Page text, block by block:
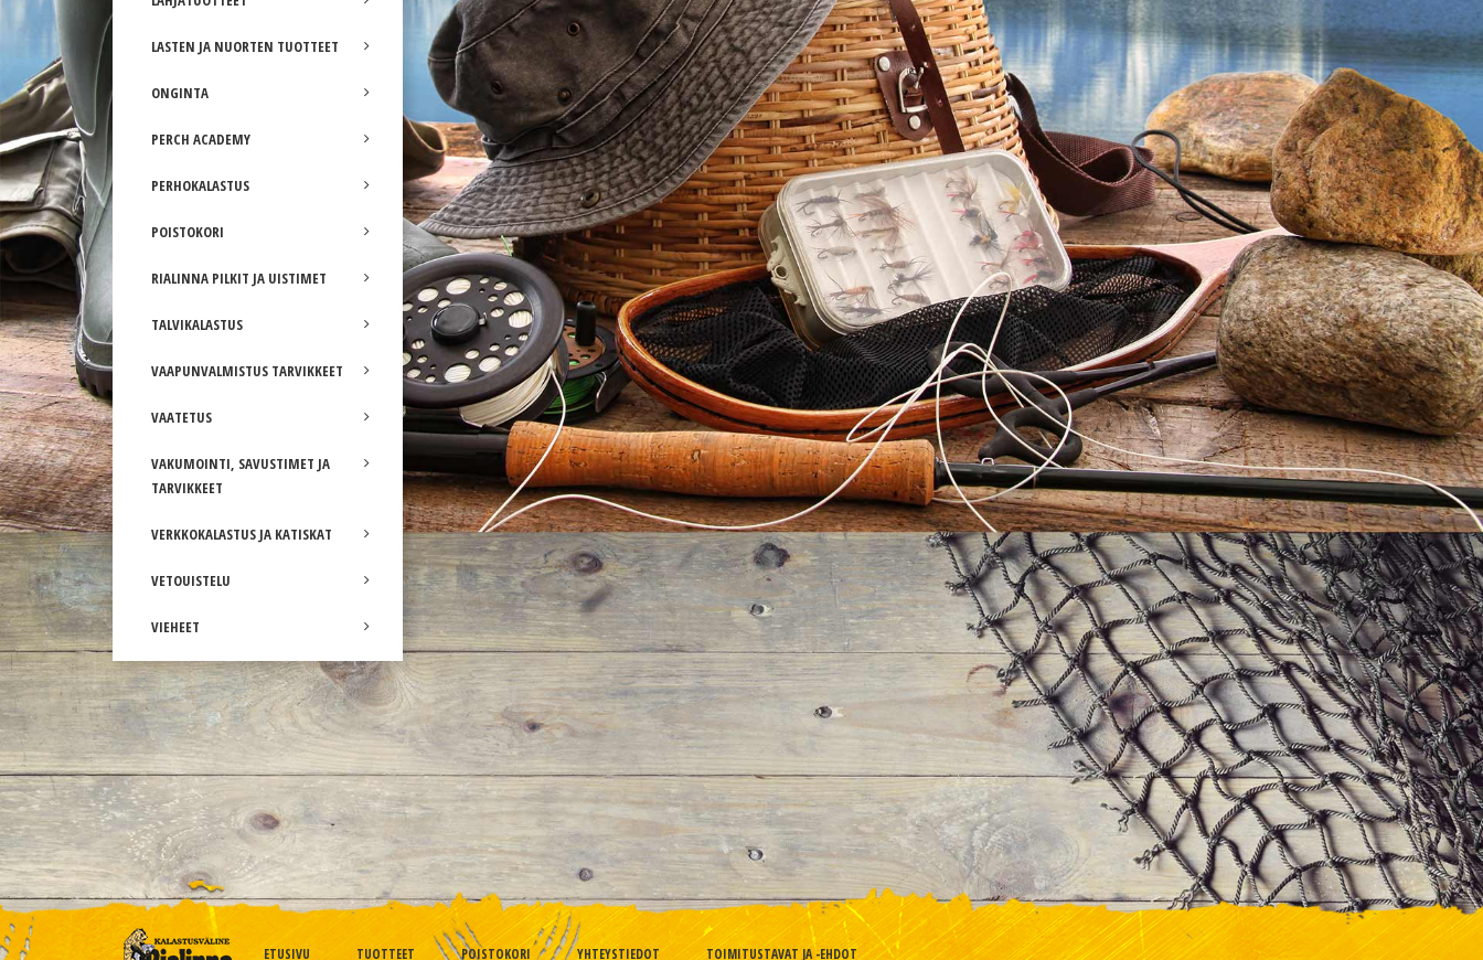
LASTEN JA NUORTEN TUOTTEET
ONGINTA
PERCH ACADEMY
PERHOKALASTUS
POISTOKORI
RIALINNA PILKIT JA UISTIMET
TALVIKALASTUS
VAAPUNVALMISTUS TARVIKKEET
VAATETUS
VAKUMOINTI, SAVUSTIMET JA
TARVIKKEET
VERKKOKALASTUS JA KATISKAT
VETOUISTELU
VIEHEET
ETUSIVU TUOTTEET POISTOKORI YHTEYSTIEDOT TOIMITUSTAVAT JA -EHDOT